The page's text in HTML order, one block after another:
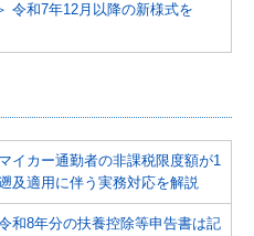
令和7年12月以降の新様式を
イカー通勤者の非課税限度額が1
及適用に伴う実務対応を解説
和8年分の扶養控除等申告書は記